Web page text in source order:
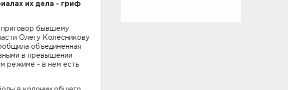
их дела - гриф
приговор бывшему
Олегу Колесникову
объединенная
в превышении
режиме - в нем есть